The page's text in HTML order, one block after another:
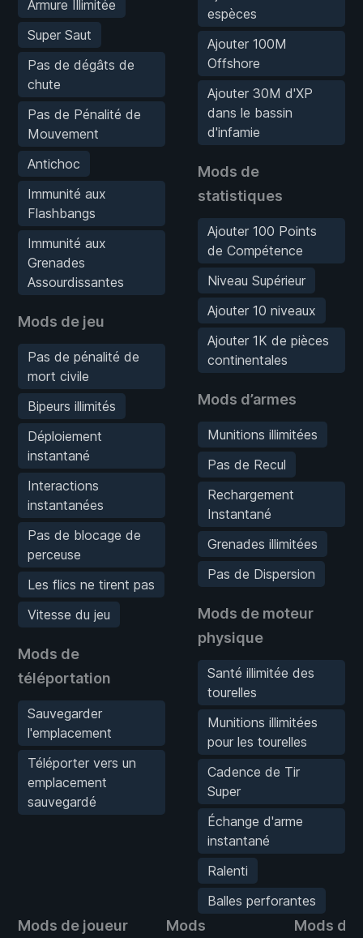
Armure Illimitée
Super Saut
Pas de dégâts de
chute
Pas de Pénalité de
Mouvement
Antichoc
Immunité aux
Flashbangs
Immunité aux
Grenades
Assourdissantes
Mods de jeu
Pas de pénalité de
mort civile
Bipeurs illimités
Déploiement
instantané
Interactions
instantanées
Pas de blocage de
perceuse
Les flics ne tirent pas
Vitesse du jeu
Mods de
téléportation
Sauvegarder
l'emplacement
Téléporter vers un
emplacement
sauvegardé
espèces
Ajouter 100M
Offshore
Ajouter 30M d'XP
dans le bassin
d'infamie
Mods de
statistiques
Ajouter 100 Points
de Compétence
Niveau Supérieur
Ajouter 10 niveaux
Ajouter 1K de pièces
continentales
Mods d’armes
Munitions illimitées
Pas de Recul
Rechargement
Instantané
Grenades illimitées
Pas de Dispersion
Mods de moteur
physique
Santé illimitée des
tourelles
Munitions illimitées
pour les tourelles
Cadence de Tir
Super
Échange d'arme
instantané
Ralenti
Balles perforantes
Mods de joueur Mods Mods de